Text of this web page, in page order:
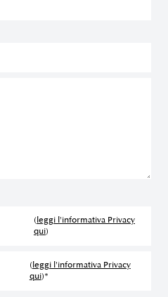
(leggi l'informativa Privacy
qui)
(leggi l'informativa Privacy
qui)*